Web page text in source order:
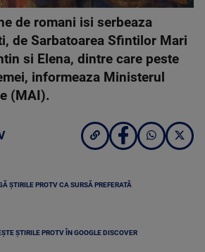
de romani isi serbeaza
de Sarbatoarea Sfintilor Mari
si Elena, dintre care peste
informeaza Ministerul
(MAI).
ȘTIRILE PROTV CA SURSĂ PREFERATĂ
ȘTIRILE PROTV ÎN GOOGLE DISCOVER